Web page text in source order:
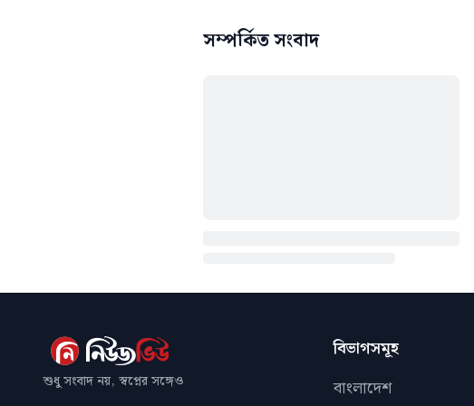
সম্পর্কিত সংবাদ
শুধু সংবাদ নয়, স্বপ্নের সঙ্গেও
বিভাগসমূহ
বাংলাদেশ